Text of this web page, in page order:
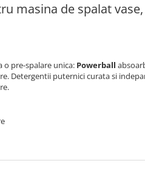
masina de spalat
o pre-spalare unica: Powerball
Detergentii puternici curata si